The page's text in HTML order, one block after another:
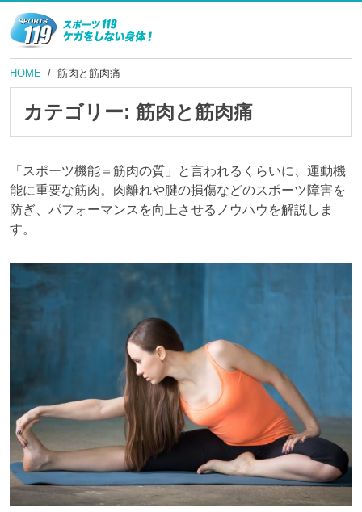
HOME 筋肉と筋肉痛
カテゴリー: 筋肉と筋肉痛
「スポーツ機能＝筋肉の質」と言われるくらいに、運動機
能に重要な筋肉。肉離れや腱の損傷などのスポーツ障害を
防ぎ、パフォーマンスを向上させるノウハウを解説しま
す。